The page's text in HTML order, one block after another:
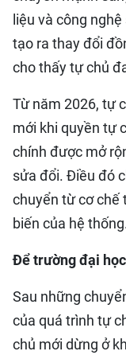
liệu và công
tạo ra thay đổi
cho thấy tự chủ
Từ năm 2026, tự
mới khi quyền tự
chính được mở
sửa đổi. Điều đó
chuyển từ cơ chế
biến của hệ
Để trường đại
Sau những
của quá trình tự
chủ mới dừng ở